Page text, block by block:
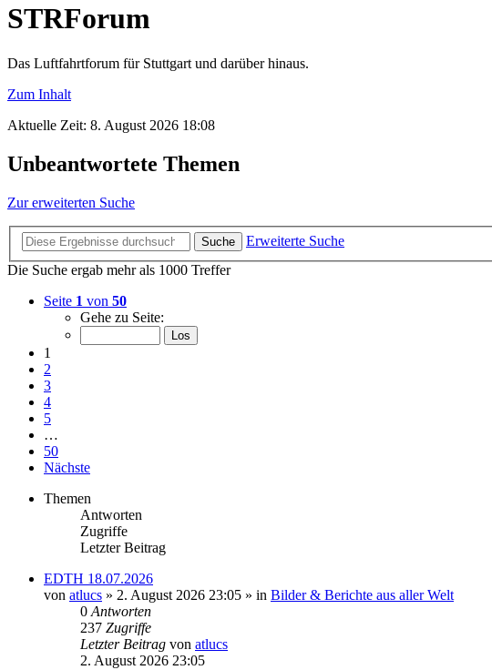
STRForum
Das Luftfahrtforum für Stuttgart und darüber hinaus.
Zum Inhalt
Aktuelle Zeit: 8. August 2026 18:08
Unbeantwortete Themen
Zur erweiterten Suche
Suche
Erweiterte Suche
Die Suche ergab mehr als 1000 Treffer
Seite 1 von 50
Gehe zu Seite:
1
2
3
4
5
…
50
Nächste
Themen
Antworten
Zugriffe
Letzter Beitrag
EDTH 18.07.2026
von atlucs » 2. August 2026 23:05 » in Bilder & Berichte aus aller Welt
0 Antworten
237 Zugriffe
Letzter Beitrag von atlucs
2. August 2026 23:05